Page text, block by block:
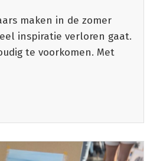
maken in de zomer
inspiratie verloren gaat.
te voorkomen. Met